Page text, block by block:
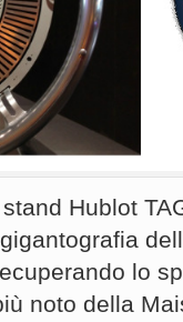
Hublot
lo
noto della